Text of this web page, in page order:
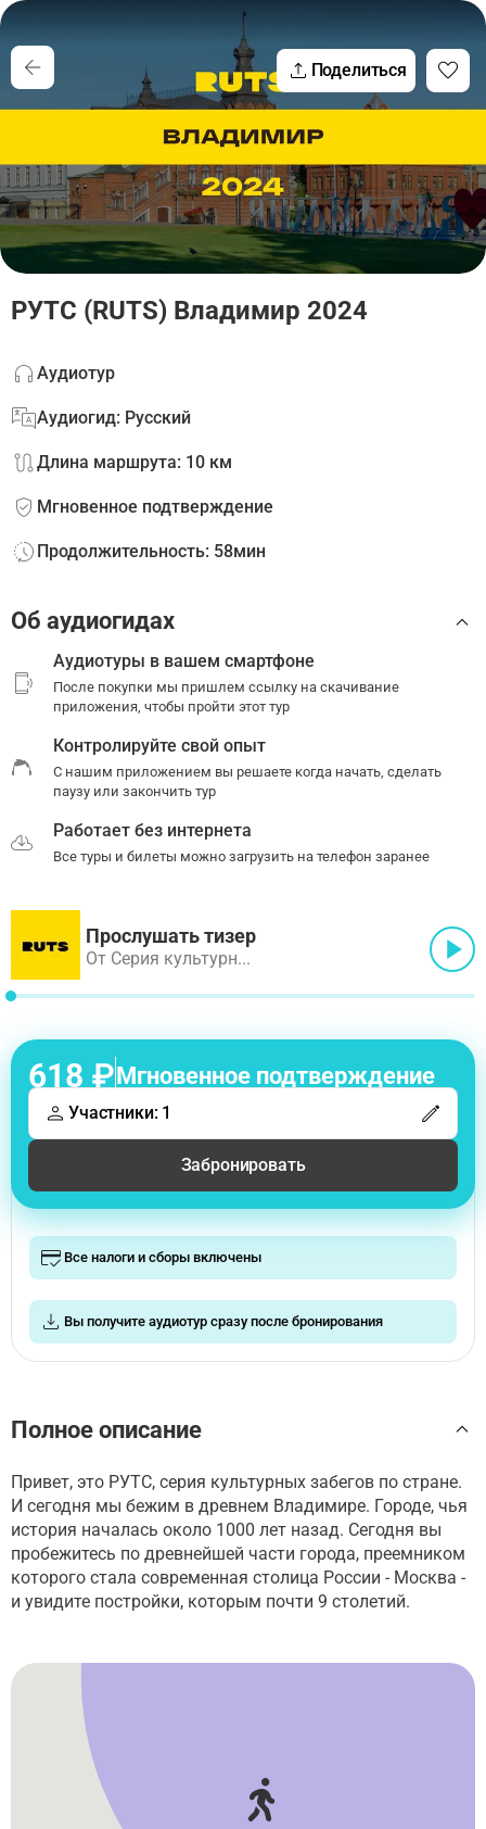
РУТС (RUTS) Владимир 2024
Поделиться
Аудиотур
Аудиогид: Русский
Длина маршрута: 10 км
Мгновенное подтверждение
Продолжительность: 58мин
Об аудиогидах
Аудиотуры в вашем смартфоне
После покупки мы пришлем ссылку на скачивание
приложения, чтобы пройти этот тур
Контролируйте свой опыт
С нашим приложением вы решаете когда начать, сделать
паузу или закончить тур
Работает без интернета
Все туры и билеты можно загрузить на телефон заранее
Прослушать тизер
От Серия культурн...
618 ₽Мгновенное подтверждение
Участники: 1
Забронировать
Все налоги и сборы включены
Вы получите аудиотур сразу после бронирования
Полное описание
Привет, это РУТС, серия культурных забегов по стране.
И сегодня мы бежим в древнем Владимире. Городе, чья
история началась около 1000 лет назад. Сегодня вы
пробежитесь по древнейшей части города, преемником
которого стала современная столица России - Москва -
и увидите постройки, которым почти 9 столетий.